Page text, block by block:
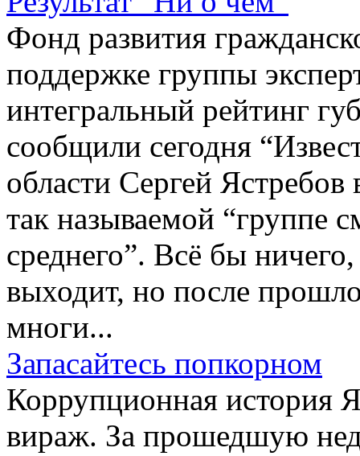
Фонд развития
поддержке группы
интегральный рейтинг
сообщили сегодня
области Сергей Ястребов
так называемой “группе
среднего”. Всё бы
выходит, но после
многи...
Запасайтесь попкорном
Коррупционная история
вираж. За прошедшую